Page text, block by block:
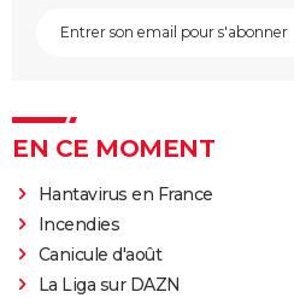
EN CE MOMENT
Hantavirus en France
Incendies
Canicule d'août
La Liga sur DAZN